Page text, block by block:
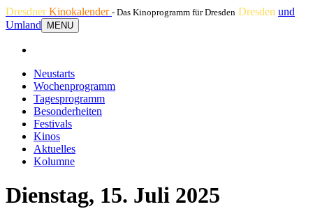
DresdnerKinokalender - Das Kinoprogramm für Dresden Dresden und
Umland
MENU
Neustarts
Wochenprogramm
Tagesprogramm
Besonderheiten
Festivals
Kinos
Aktuelles
Kolumne
Dienstag, 15. Juli 2025